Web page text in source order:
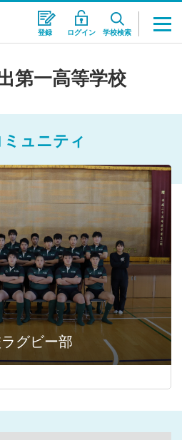
登録 ログイン 学校検索
第一高等学校
ミュニティ
グビー部